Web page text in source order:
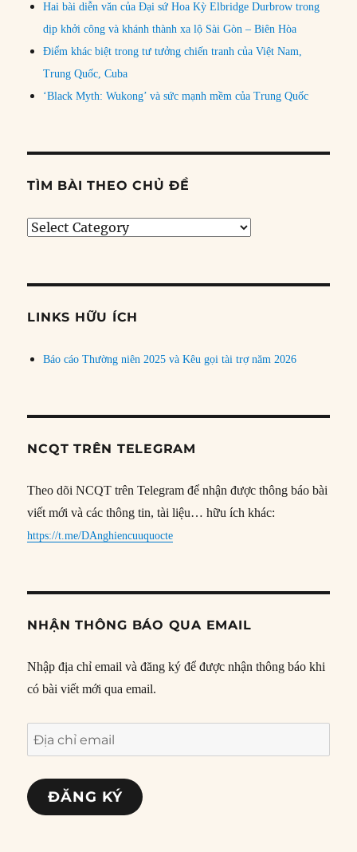
Hai bài diễn văn của Đại sứ Hoa Kỳ Elbridge Durbrow trong
dịp khởi công và khánh thành xa lộ Sài Gòn – Biên Hòa
Điểm khác biệt trong tư tưởng chiến tranh của Việt Nam,
Trung Quốc, Cuba
‘Black Myth: Wukong’ và sức mạnh mềm của Trung Quốc
TÌM BÀI THEO CHỦ ĐỀ
Tìm
đề
LINKS HỮU ÍCH
Báo cáo Thường niên 2025 và Kêu gọi tài trợ năm 2026
NCQT TRÊN TELEGRAM
Theo dõi NCQT trên Telegram để nhận được thông báo bài
viết mới và các thông tin, tài liệu… hữu ích khác:
https://t.me/DAnghiencuuquocte
NHẬN THÔNG BÁO QUA EMAIL
Nhập địa chỉ email và đăng ký để được nhận thông báo khi
có bài viết mới qua email.
Địa
chỉ
email
ĐĂNG KÝ